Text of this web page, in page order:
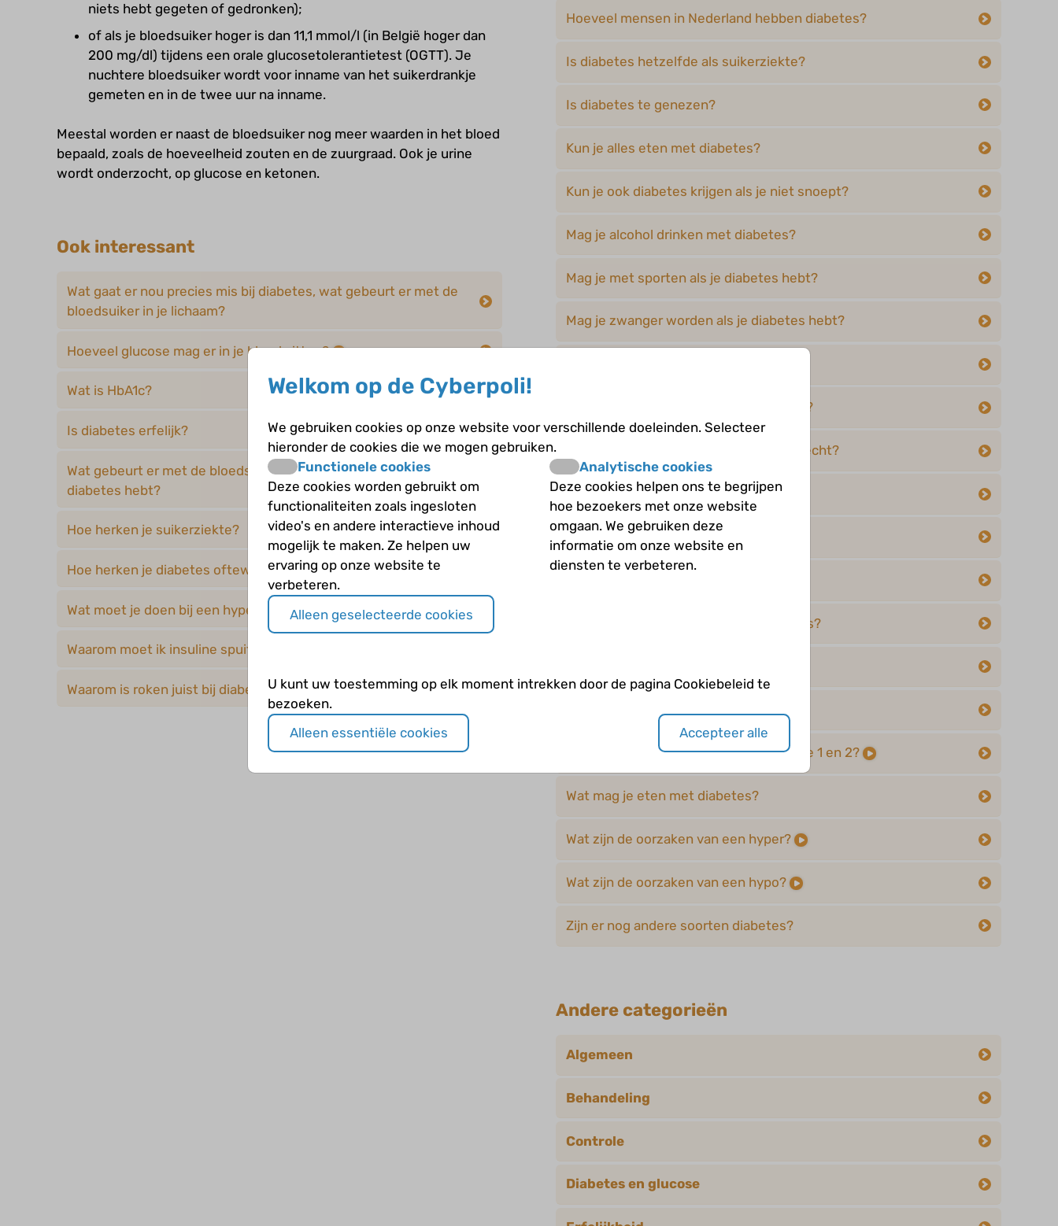
niets hebt gegeten of gedronken);
of als je bloedsuiker hoger is dan 11,1 mmol/l (in België hoger dan
200 mg/dl) tijdens een orale glucosetolerantietest (OGTT). Je
nuchtere bloedsuiker wordt voor inname van het suikerdrankje
gemeten en in de twee uur na inname.
Meestal worden er naast de bloedsuiker nog meer waarden in het bloed
bepaald, zoals de hoeveelheid zouten en de zuurgraad. Ook je urine
wordt onderzocht, op glucose en ketonen.
Ook interessant
Wat gaat er nou precies mis bij diabetes, wat gebeurt er met de
bloedsuiker in je lichaam?
Hoeveel glucose mag er in je bloed zitten?
Wat is HbA1c?
Is diabetes erfelijk?
Wat gebeurt er met de bloedsuiker in je lichaam als je geen
diabetes hebt?
Hoe herken je suikerziekte?
Hoe herken je diabetes oftewel suikerziekte?
Wat moet je doen bij een hyper?
Waarom moet ik insuline spuiten als ik ziek ben?
Waarom is roken juist bij diabetes zo slecht?
Hoeveel mensen in Nederland hebben diabetes?
Is diabetes hetzelfde als suikerziekte?
Is diabetes te genezen?
Kun je alles eten met diabetes?
Kun je ook diabetes krijgen als je niet snoept?
Mag je alcohol drinken met diabetes?
Mag je met sporten als je diabetes hebt?
Mag je zwanger worden als je diabetes hebt?
Waar kun je je laten testen op diabetes?
Waarom is roken juist bij diabetes zo slecht?
Waarom is roken zo slecht?
Wanneer heb je diabetes type 2?
Wat is de invloed van stress op diabetes?
Wat is het verschil tussen diabetes type 1 en 2?
Wat mag je eten met diabetes?
Wat zijn de oorzaken van een hyper?
Wat zijn de oorzaken van een hypo?
Zijn er nog andere soorten diabetes?
Andere categorieën
Algemeen
Behandeling
Controle
Diabetes en glucose
Welkom op de Cyberpoli!
We gebruiken cookies op onze website voor verschillende doeleinden. Selecteer
hieronder de cookies die we mogen gebruiken.
Functionele cookies
Deze cookies worden gebruikt om
functionaliteiten zoals ingesloten
video's en andere interactieve inhoud
mogelijk te maken. Ze helpen uw
ervaring op onze website te
verbeteren.
Analytische cookies
Deze cookies helpen ons te begrijpen
hoe bezoekers met onze website
omgaan. We gebruiken deze
informatie om onze website en
diensten te verbeteren.
Alleen geselecteerde cookies
U kunt uw toestemming op elk moment intrekken door de pagina Cookiebeleid te
bezoeken.
Alleen essentiële cookies
Accepteer alle